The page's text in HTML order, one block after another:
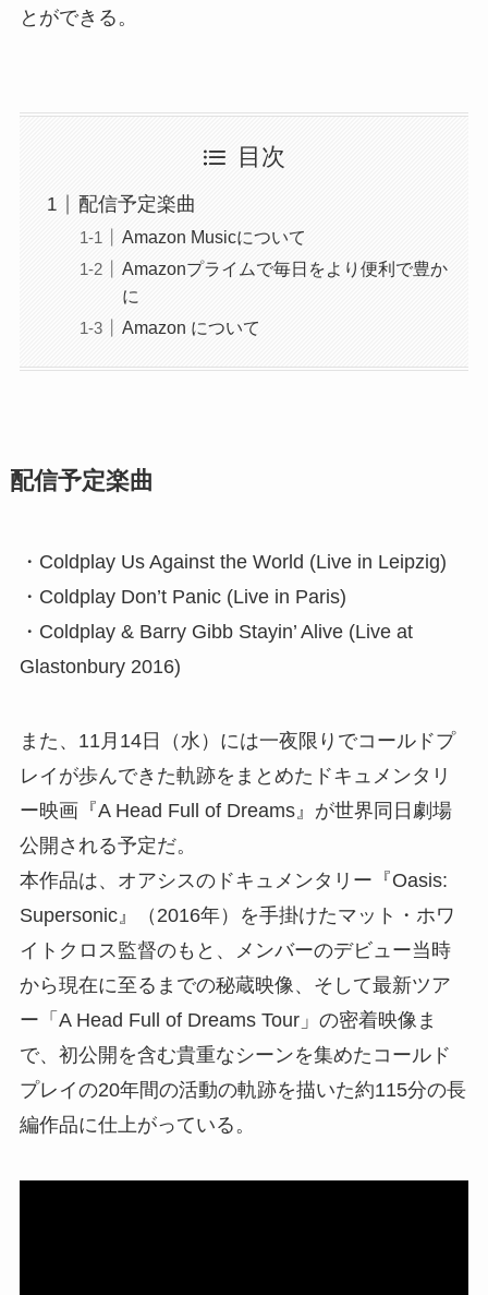
とができる。
目次
配信予定楽曲
Amazon Musicについて
Amazonプライムで毎日をより便利で豊か
に
Amazon について
配信予定楽曲
・Coldplay Us Against the World (Live in Leipzig)
・Coldplay Don’t Panic (Live in Paris)
・Coldplay & Barry Gibb Stayin’ Alive (Live at
Glastonbury 2016)
また、11月14日（水）には一夜限りでコールドプ
レイが歩んできた軌跡をまとめたドキュメンタリ
ー映画『A Head Full of Dreams』が世界同日劇場
公開される予定だ。
本作品は、オアシスのドキュメンタリー『Oasis:
Supersonic』（2016年）を手掛けたマット・ホワ
イトクロス監督のもと、メンバーのデビュー当時
から現在に至るまでの秘蔵映像、そして最新ツア
ー「A Head Full of Dreams Tour」の密着映像ま
で、初公開を含む貴重なシーンを集めたコールド
プレイの20年間の活動の軌跡を描いた約115分の長
編作品に仕上がっている。